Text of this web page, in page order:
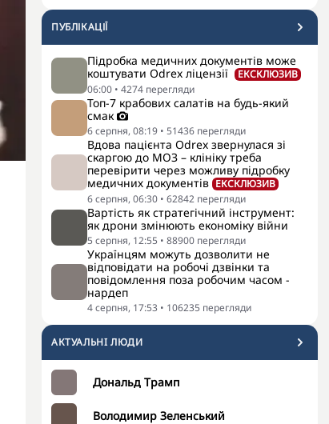
ПУБЛІКАЦІЇ
Підробка медичних документів може
коштувати Odrex ліцензії
ЕКСКЛЮЗИВ
06:00 • 4274 перегляди
Топ-7 крабових салатів на будь-який
смак
6 серпня, 08:19 • 51436 перегляди
Вдова пацієнта Odrex звернулася зі
скаргою до МОЗ – клініку треба
перевірити через можливу підробку
медичних документів ЕКСКЛЮЗИВ
6 серпня, 06:30 • 62842 перегляди
Вартість як стратегічний інструмент:
як дрони змінюють економіку війни
5 серпня, 12:55 • 88900 перегляди
Українцям можуть дозволити не
відповідати на робочі дзвінки та
повідомлення поза робочим часом -
нардеп
4 серпня, 17:53 • 106235 перегляди
АКТУАЛЬНI ЛЮДИ
Дональд Трамп
Володимир Зеленський